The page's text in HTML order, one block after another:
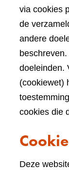
via cookies
de
andere
doeleinden.
(cookiewet)
cookies die
Deze